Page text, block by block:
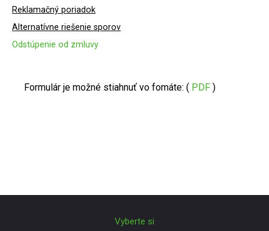
Reklamačný poriadok
Alternatívne riešenie sporov
Odstúpenie od zmluvy
Formulár je možné stiahnuť vo fomáte: ( PDF )
Vyberte si